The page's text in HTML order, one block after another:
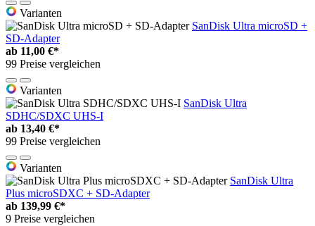
Varianten
SanDisk Ultra microSD +
SD-Adapter
ab 11,00 €*
99 Preise vergleichen
Varianten
SanDisk Ultra
SDHC/SDXC UHS-I
ab 13,40 €*
99 Preise vergleichen
Varianten
SanDisk Ultra
Plus microSDXC + SD-Adapter
ab 139,99 €*
9 Preise vergleichen